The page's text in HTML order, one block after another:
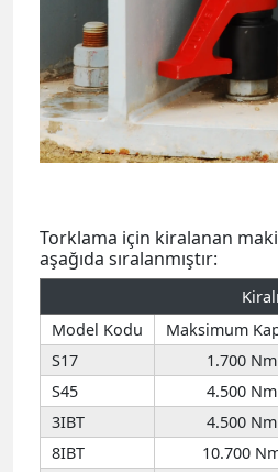
Torklama için kiralanan
aşağıda sıralanmıştır:
Model Kodu
Maksimum
S17
1.700 Nm
S45
4.500 Nm
3IBT
4.500 Nm
8IBT
10.700